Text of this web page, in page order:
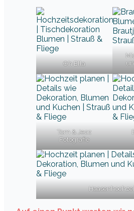
Oh Ella
Tom & Jezz
Fotografie